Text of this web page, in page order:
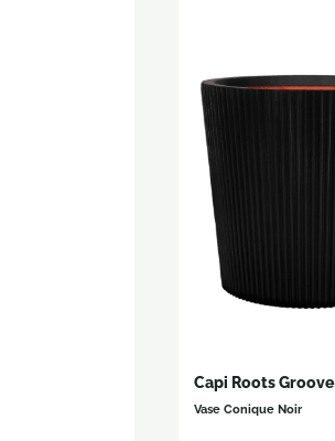
Capi Roots Groove
Vase Conique Noir